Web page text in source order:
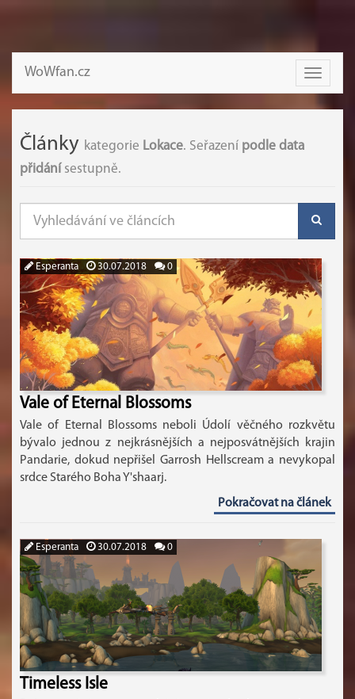
Toggle
WoWfan.cz
Články kategorie Lokace. Seřazení podle data
přidání sestupně.
Esperanta 30.07.2018 0
Vale of Eternal Blossoms
Vale of Eternal Blossoms neboli Údolí věčného rozkvětu
bývalo jednou z nejkrásnějších a nejposvátnějších krajin
Pandarie, dokud nepřišel Garrosh Hellscream a nevykopal
srdce Starého Boha Y'shaarj.
Pokračovat na článek
Esperanta 30.07.2018 0
Timeless Isle